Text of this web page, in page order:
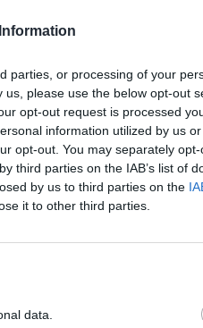
parties, or processing of your
please use the below opt-out
opt-out request is processed
information utilized by us
opt-out. You may separately
third parties on the IAB’s list of
by us to third parties on the
it to other third parties.
data.